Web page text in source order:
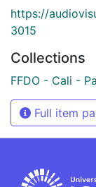
https://
3015
Collections
FFDO - Cali -
Full item